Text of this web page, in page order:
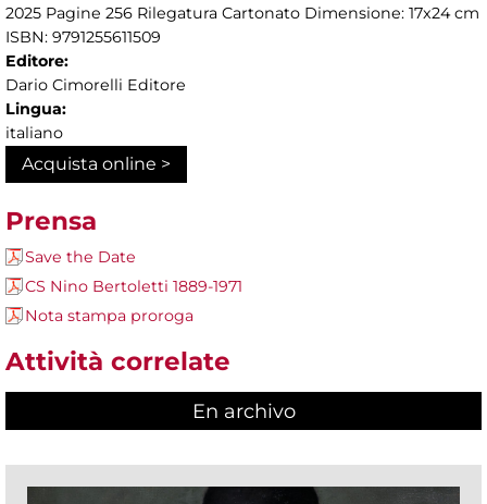
2025 Pagine 256 Rilegatura Cartonato Dimensione: 17x24 cm
ISBN: 9791255611509
Editore:
Dario Cimorelli Editore
Lingua:
italiano
Acquista online >
Prensa
Save the Date
CS Nino Bertoletti 1889-1971
Nota stampa proroga
Attività correlate
En archivo